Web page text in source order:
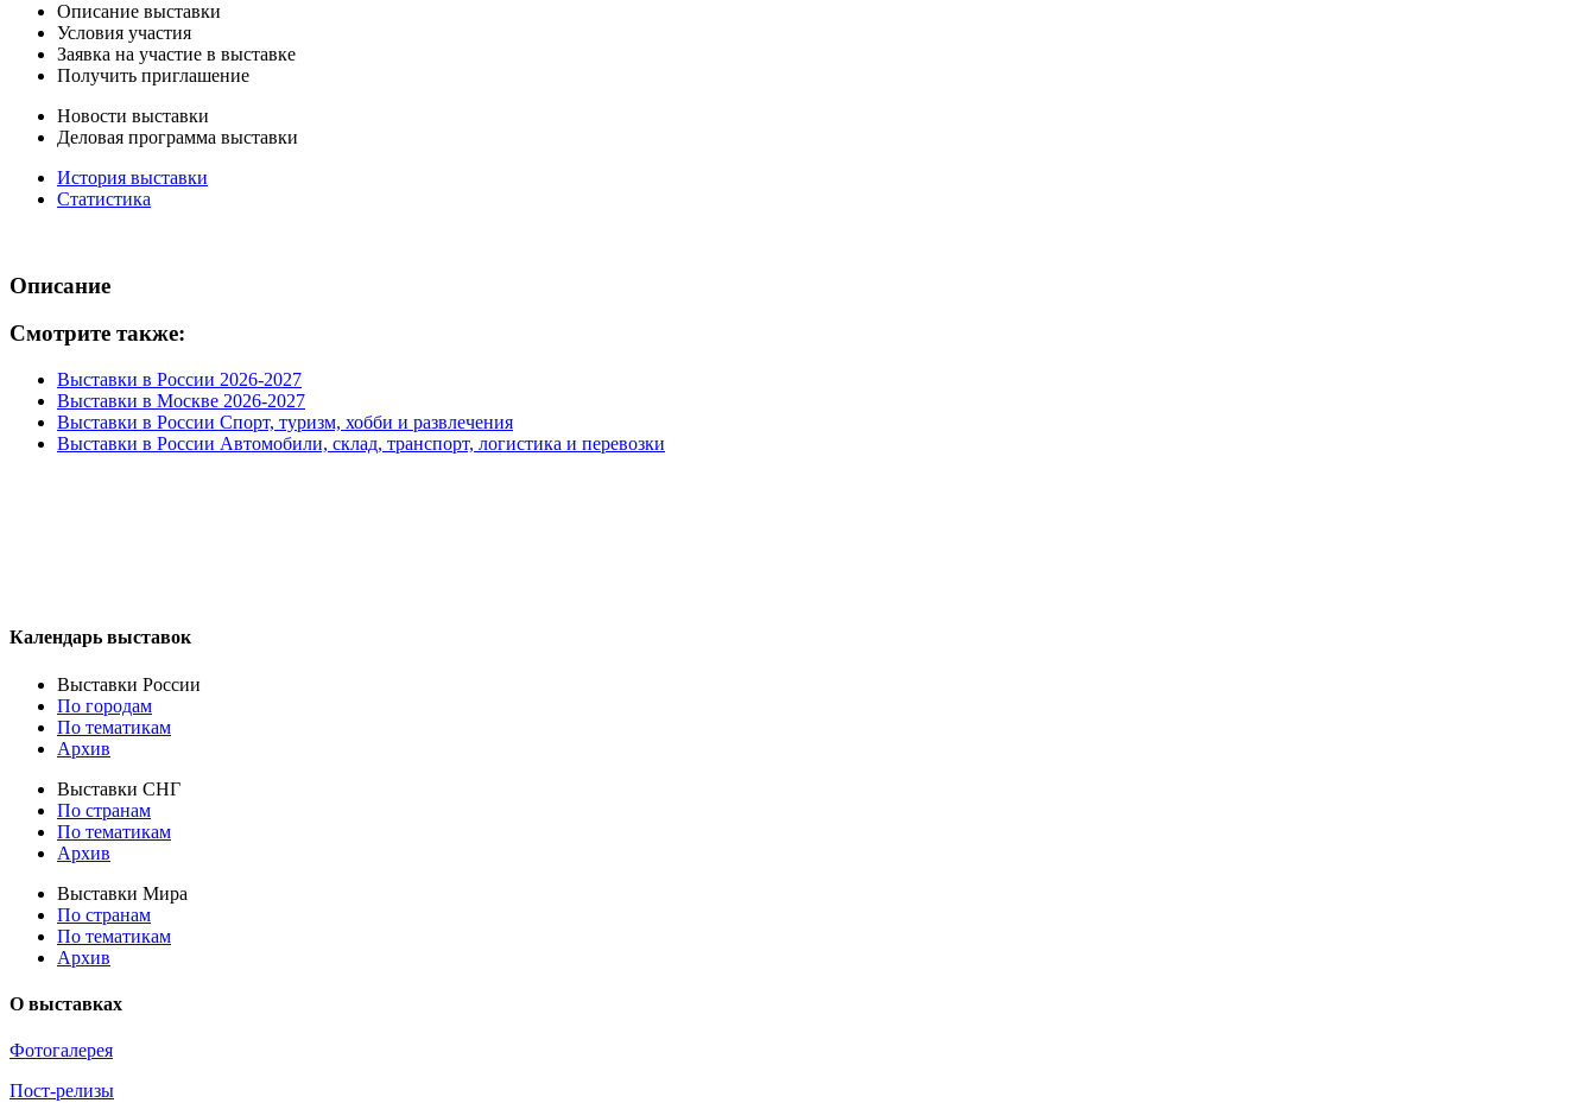
Описание выставки
Условия участия
Заявка на участие в выставке
Получить приглашение
Новости выставки
Деловая программа выставки
История выставки
Статистика
Описание
Смотрите также:
Выставки в России 2026-2027
Выставки в Москве 2026-2027
Выставки в России Спорт, туризм, хобби и развлечения
Выставки в России Автомобили, склад, транспорт, логистика и перевозки
Календарь выставок
Выставки России
По городам
По тематикам
Архив
Выставки СНГ
По странам
По тематикам
Архив
Выставки Мира
По странам
По тематикам
Архив
О выставках
Фотогалерея
Пост-релизы